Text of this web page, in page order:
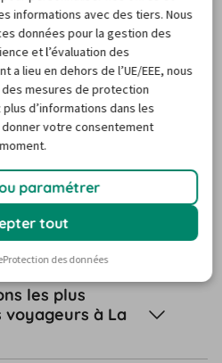
sur la
à La Roche-
de crédit pour
location à La
les plus
à La
informations avec des tiers. Nous
données pour la gestion des
et l’évaluation des
lieu en dehors de l’UE/EEE, nous
mesures de protection
d’informations dans les
donner votre consentement
paramétrer
tout
Protection des données